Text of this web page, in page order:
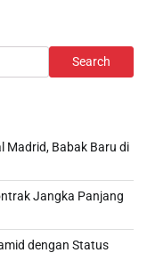
Search
Madrid, Babak Baru di
Jangka Panjang
dengan Status